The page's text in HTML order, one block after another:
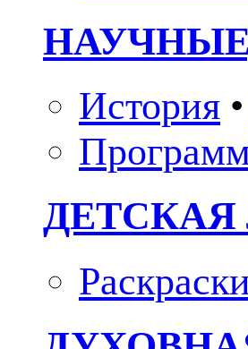
История •
ДЕТСКАЯ